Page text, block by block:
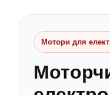
Мотори для